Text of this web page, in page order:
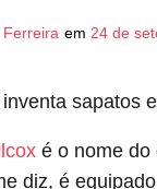
Ferreira em 24 de
é o nome do
diz, é